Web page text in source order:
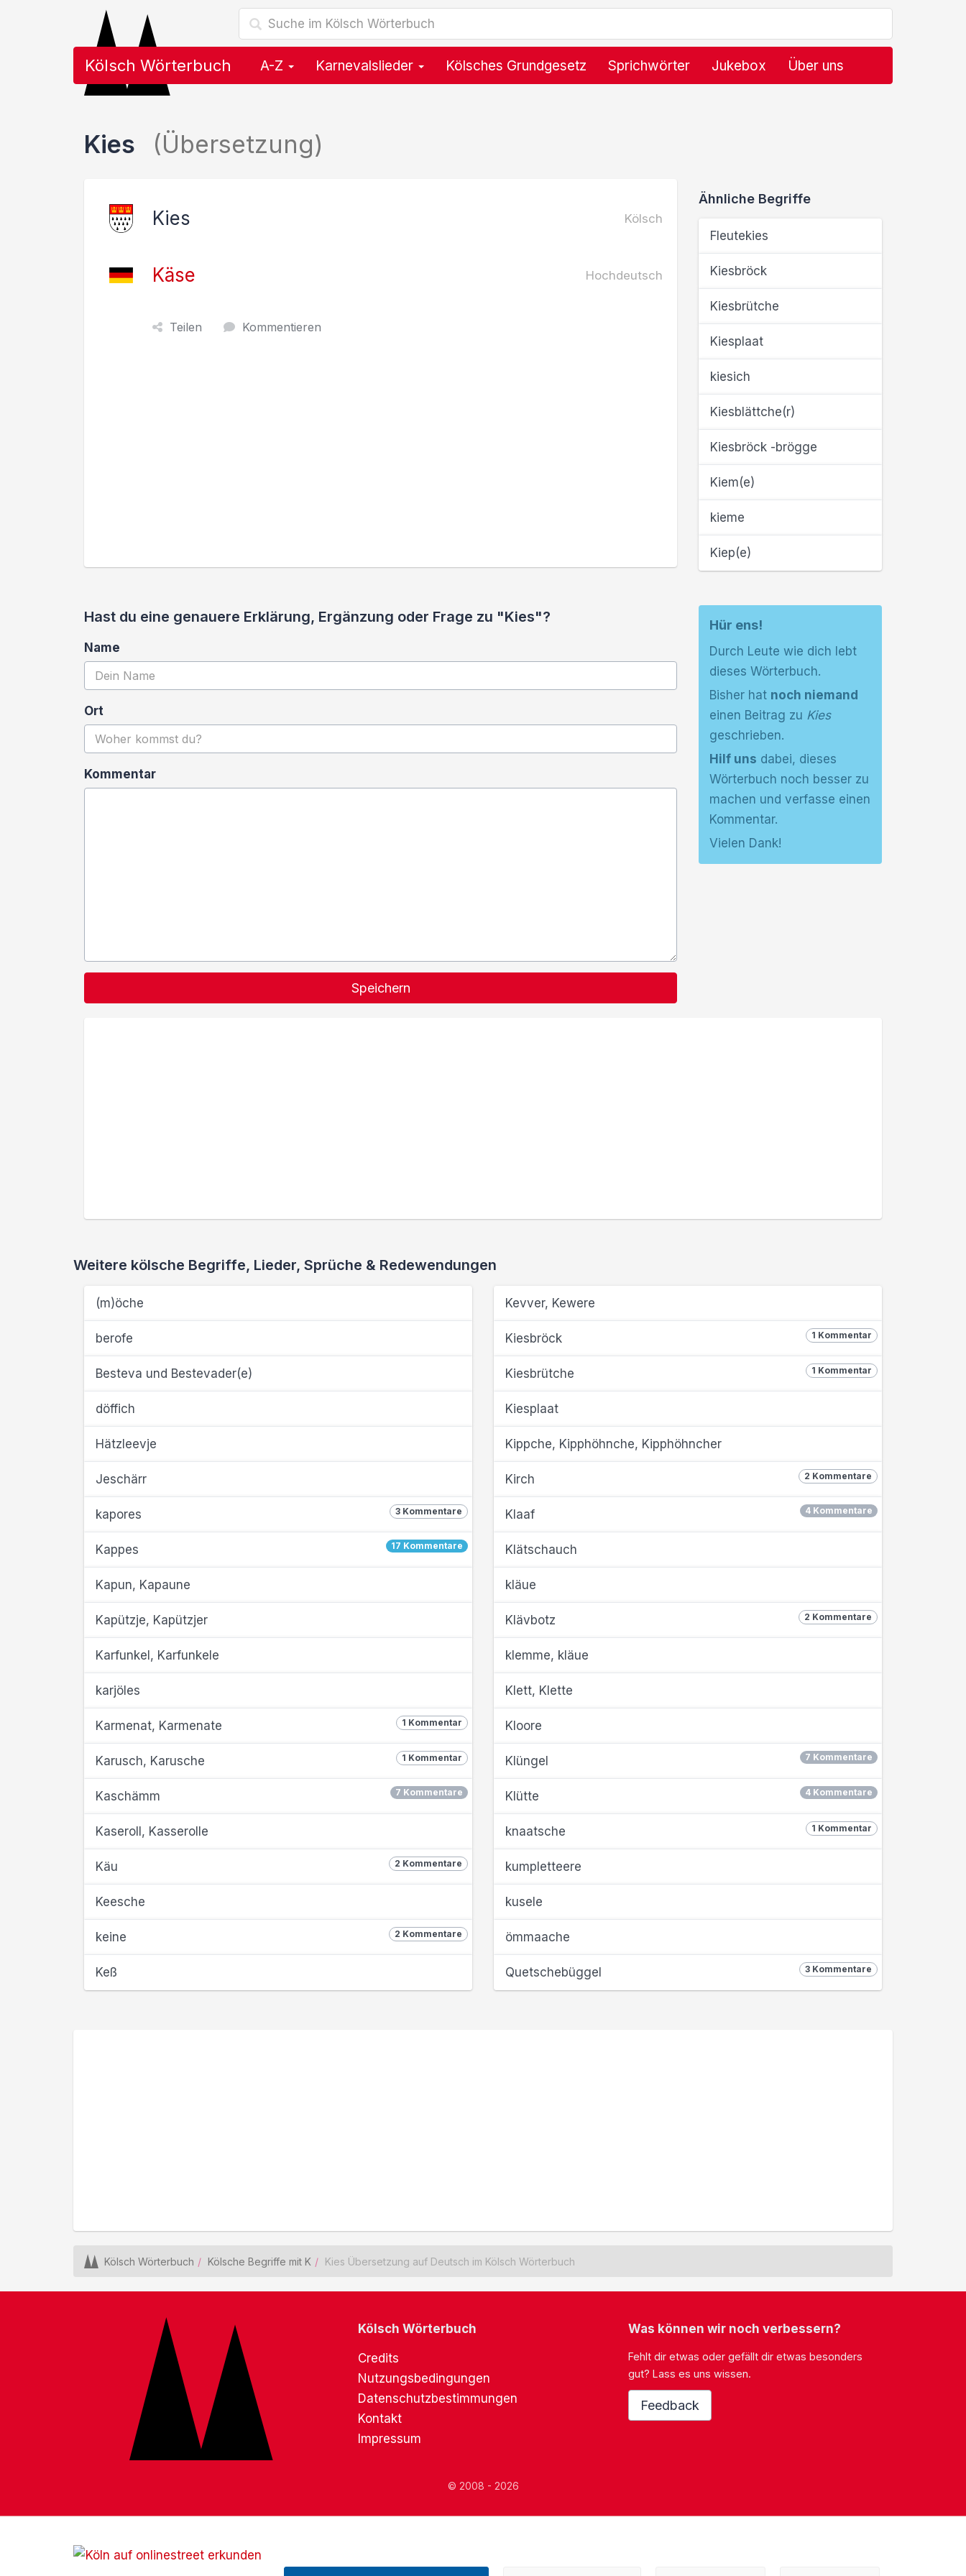
Kölsch Wörterbuch A-Z Karnevalslieder Kölsches Grundgesetz Sprichwörter Jukebox Über uns
Kies (Übersetzung)
Kies Kölsch
Käse Hochdeutsch
Teilen Kommentieren
Ähnliche Begriffe
Fleutekies
Kiesbröck
Kiesbrütche
Kiesplaat
kiesich
Kiesblättche(r)
Kiesbröck -brögge
Kiem(e)
kieme
Kiep(e)
Hast du eine genauere Erklärung, Ergänzung oder Frage zu "Kies"?
Name
Ort
Kommentar
Speichern
Hür ens!
Durch Leute wie dich lebt
dieses Wörterbuch.
Bisher hat noch niemand
einen Beitrag zu Kies
geschrieben.
Hilf uns dabei, dieses
Wörterbuch noch besser zu
machen und verfasse einen
Kommentar.
Vielen Dank!
Weitere kölsche Begriffe, Lieder, Sprüche & Redewendungen
(m)öche
berofe
Besteva und Bestevader(e)
döffich
Hätzleevje
Jeschärr
3 Kommentare
kapores
17 Kommentare
Kappes
Kapun, Kapaune
Kapützje, Kapützjer
Karfunkel, Karfunkele
karjöles
1 Kommentar
Karmenat, Karmenate
1 Kommentar
Karusch, Karusche
7 Kommentare
Kaschämm
Kaseroll, Kasserolle
2 Kommentare
Käu
Keesche
2 Kommentare
keine
Keß
Kevver, Kewere
1 Kommentar
Kiesbröck
1 Kommentar
Kiesbrütche
Kiesplaat
Kippche, Kipphöhnche, Kipphöhncher
2 Kommentare
Kirch
4 Kommentare
Klaaf
Klätschauch
kläue
2 Kommentare
Klävbotz
klemme, kläue
Klett, Klette
Kloore
7 Kommentare
Klüngel
4 Kommentare
Klütte
1 Kommentar
knaatsche
kumpletteere
kusele
ömmaache
3 Kommentare
Quetschebüggel
Kölsch Wörterbuch Kölsche Begriffe mit K Kies Übersetzung auf Deutsch im Kölsch Wörterbuch
Kölsch Wörterbuch
Credits
Nutzungsbedingungen
Datenschutzbestimmungen
Kontakt
Impressum
Was können wir noch verbessern?
Fehlt dir etwas oder gefällt dir etwas besonders
gut? Lass es uns wissen.
Feedback
© 2008 - 2026